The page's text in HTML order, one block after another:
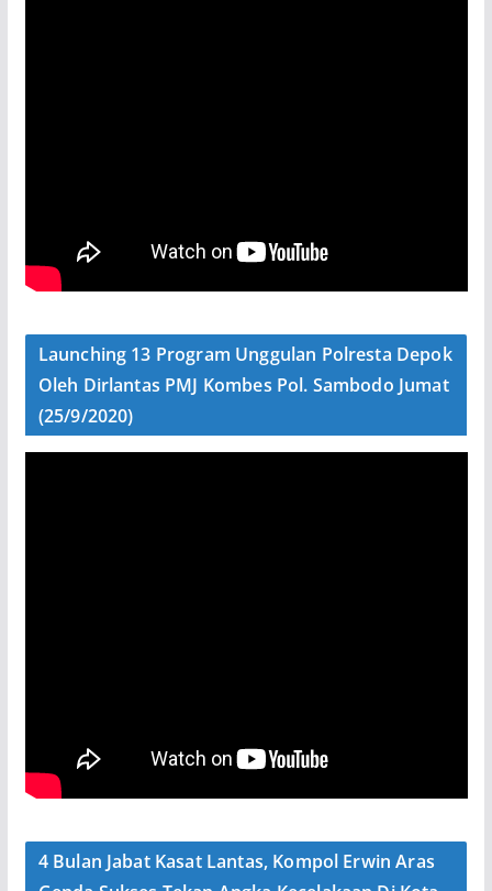
Launching 13 Program Unggulan Polresta Depok
Oleh Dirlantas PMJ Kombes Pol. Sambodo Jumat
(25/9/2020)
4 Bulan Jabat Kasat Lantas, Kompol Erwin Aras